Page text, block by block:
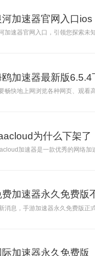
河加速器官网入口ios
加速器官网入口，引领您探索未
加速器最新版6.5.4
畅快地上网浏览各种网页、观看
为什么下架了
加速器是一款优秀的网络
费加速器永久免费版
消息，手游加速器永久免费版正
际加速器永久免费版